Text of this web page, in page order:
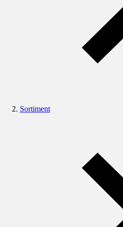
Sortiment